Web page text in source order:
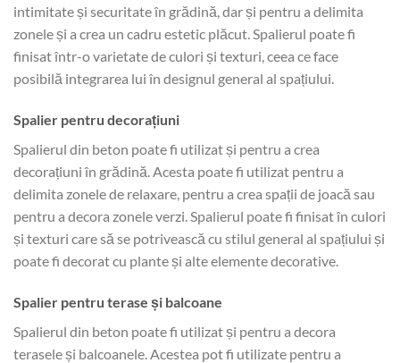
intimitate și securitate în grădină, dar și pentru a delimita
zonele și a crea un cadru estetic plăcut. Spalierul poate fi
finisat într-o varietate de culori și texturi, ceea ce face
posibilă integrarea lui în designul general al spațiului.
Spalier pentru decorațiuni
Spalierul din beton poate fi utilizat și pentru a crea
decorațiuni în grădină. Acesta poate fi utilizat pentru a
delimita zonele de relaxare, pentru a crea spații de joacă sau
pentru a decora zonele verzi. Spalierul poate fi finisat în culori
și texturi care să se potrivească cu stilul general al spațiului și
poate fi decorat cu plante și alte elemente decorative.
Spalier pentru terase și balcoane
Spalierul din beton poate fi utilizat și pentru a decora
terasele și balcoanele. Acestea pot fi utilizate pentru a